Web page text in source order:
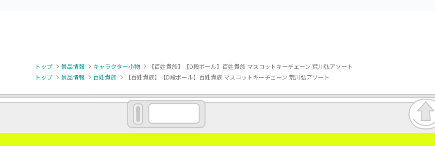
トップ 景品情報 キャラクター小物
【百姓貴族】【D段ボール】百姓貴族 マスコットキーチェーン 荒川弘アソート
トップ
景品情報 百姓貴族 【百姓貴族】【D段ボール】百姓貴族 マスコットキーチェーン 荒川弘アソート